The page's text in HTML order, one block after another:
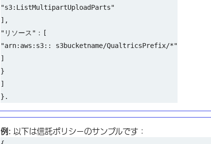
"s3:ListMultipartUploadParts"
],
"リソース"：[
"arn:aws:s3:: s3bucketname/QualtricsPrefix/*"
]
}
]
}.
例: 以下は信託ポリシーのサンプルです：